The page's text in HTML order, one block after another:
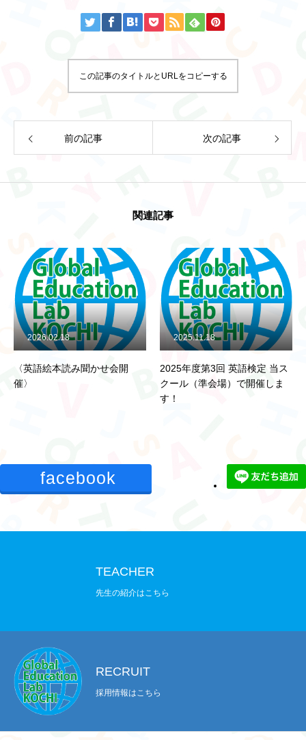
Global Education Lab高知とは
フォトギャラリー
法人情報
お知らせ
お問い合わせ
この記事のタイトルとURLをコピーする
前の記事 次の記事
関連記事
〈英語絵本読み聞かせ会開
催〉
2026.02.18
2025年度第3回 英語検定 当ス
クール（準会場）で開催しま
す！
2025.11.18
facebook
TEACHER
先生の紹介はこちら
RECRUIT
採用情報はこちら